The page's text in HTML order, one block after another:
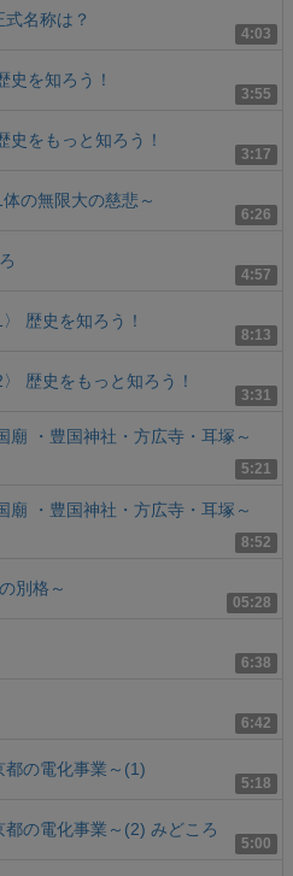
4:03
名称は？
3:55
史を知ろう！
3:17
史をもっと知ろう！
6:26
の無限大の慈悲～
4:57
8:13
歴史を知ろう！
3:31
歴史をもっと知ろう！
5:21
廟 ・豊国神社・方広寺・耳塚～
8:52
廟 ・豊国神社・方広寺・耳塚～
05:28
別格～
6:38
6:42
5:18
の電化事業～(1)
5:00
の電化事業～(2) みどころ